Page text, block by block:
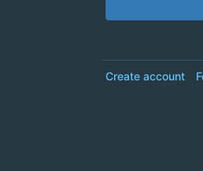
Create account